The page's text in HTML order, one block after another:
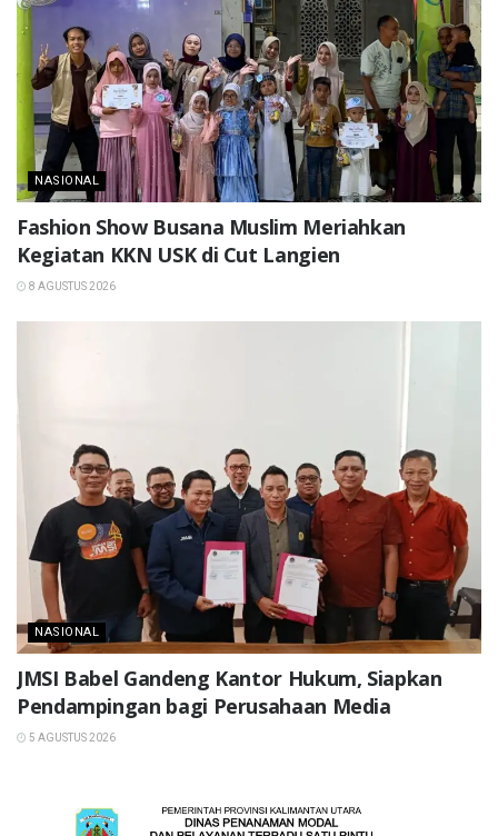
NASIONAL
Fashion Show Busana Muslim Meriahkan
Kegiatan KKN USK di Cut Langien
8 AGUSTUS 2026
NASIONAL
JMSI Babel Gandeng Kantor Hukum, Siapkan
Pendampingan bagi Perusahaan Media
5 AGUSTUS 2026